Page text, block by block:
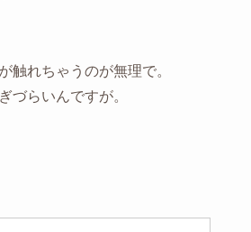
触れちゃうのが無理で。
づらいんですが。